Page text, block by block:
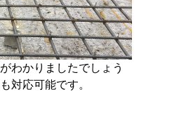
わかりましたでしょう
対応可能です。